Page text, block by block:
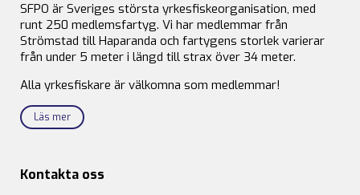
SFPO är Sveriges största yrkesfiskeorganisation, med
runt 250 medlemsfartyg. Vi har medlemmar från
Strömstad till Haparanda och fartygens storlek varierar
från under 5 meter i längd till strax över 34 meter.
Alla yrkesfiskare är välkomna som medlemmar!
Läs mer
Kontakta oss